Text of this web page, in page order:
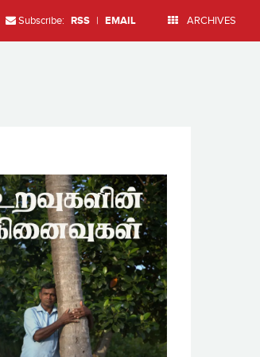
Subscribe: RSS | EMAIL ARCHIVES